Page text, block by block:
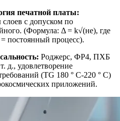
печатной платы:
с допуском по
(Формула: Δ = k√(не), где
постоянный процесс).
Роджерс, ФР4, ПХБ
д., удовлетворение
(TG 180 ° C-220 ° C)
приложений.